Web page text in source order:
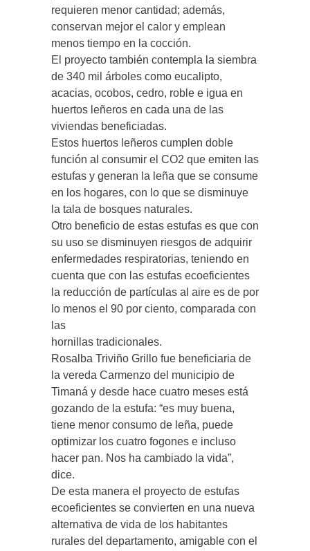
requieren menor cantidad; además,
conservan mejor el calor y emplean
menos tiempo en la cocción.
El proyecto también contempla la siembra
de 340 mil árboles como eucalipto,
acacias, ocobos, cedro, roble e igua en
huertos leñeros en cada una de las
viviendas beneficiadas.
Estos huertos leñeros cumplen doble
función al consumir el CO2 que emiten las
estufas y generan la leña que se consume
en los hogares, con lo que se disminuye
la tala de bosques naturales.
Otro beneficio de estas estufas es que con
su uso se disminuyen riesgos de adquirir
enfermedades respiratorias, teniendo en
cuenta que con las estufas ecoeficientes
la reducción de partículas al aire es de por
lo menos el 90 por ciento, comparada con
las
hornillas tradicionales.
Rosalba Triviño Grillo fue beneficiaria de
la vereda Carmenzo del municipio de
Timaná y desde hace cuatro meses está
gozando de la estufa: “es muy buena,
tiene menor consumo de leña, puede
optimizar los cuatro fogones e incluso
hacer pan. Nos ha cambiado la vida”,
dice.
De esta manera el proyecto de estufas
ecoeficientes se convierten en una nueva
alternativa de vida de los habitantes
rurales del departamento, amigable con el